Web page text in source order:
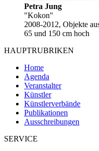
Petra Jung
"Kokon"
2008-2012, Objekte
65 und 150 cm hoch
HAUPTRUBRIKEN
Home
Agenda
Veranstalter
Künstler
Künstlerverbände
Publikationen
Ausschreibungen
SERVICE